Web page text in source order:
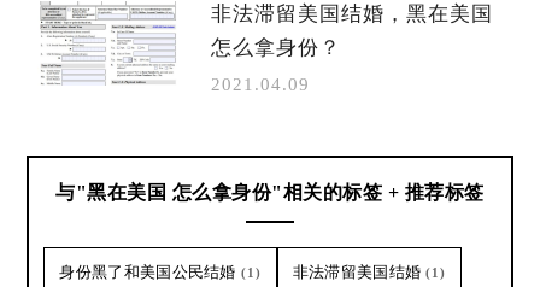
非法滞留美国结婚，黑在美国
怎么拿身份？
2021.04.09
与"黑在美国 怎么拿身份"相关的标签 + 推荐标签
身份黑了和美国公民结婚 (1) 非法滞留美国结婚 (1)